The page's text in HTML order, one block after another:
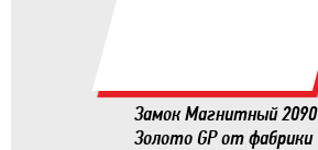
Замок Магнитный 2090
Золото GP от фабрики